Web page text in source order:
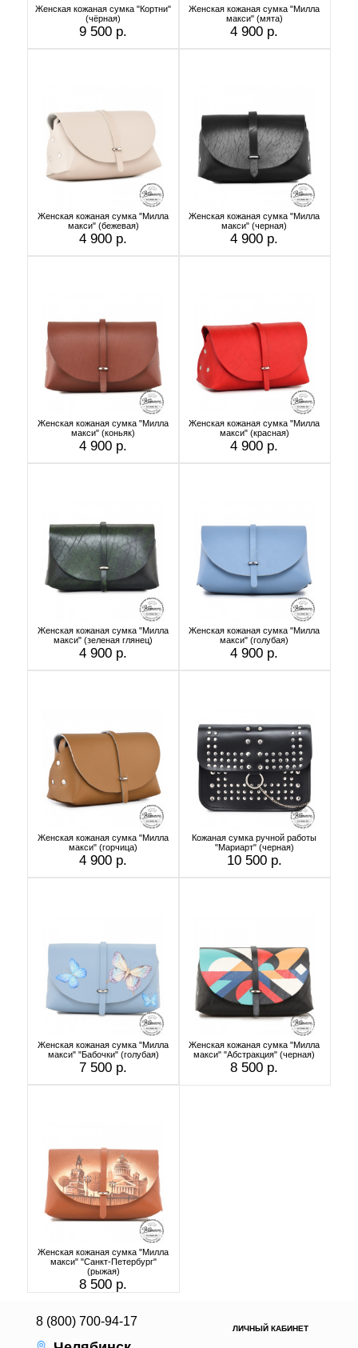
Женская кожаная сумка "Кортни"
(чёрная)
9 500 р.
Женская кожаная сумка "Милла
макси" (мята)
4 900 р.
Женская кожаная сумка "Милла
макси" (бежевая)
4 900 р.
Женская кожаная сумка "Милла
макси" (черная)
4 900 р.
Женская кожаная сумка "Милла
макси" (коньяк)
4 900 р.
Женская кожаная сумка "Милла
макси" (красная)
4 900 р.
Женская кожаная сумка "Милла
макси" (зеленая глянец)
4 900 р.
Женская кожаная сумка "Милла
макси" (голубая)
4 900 р.
Женская кожаная сумка "Милла
макси" (горчица)
4 900 р.
Кожаная сумка ручной работы
"Мариарт" (черная)
10 500 р.
Женская кожаная сумка "Милла
макси" "Бабочки" (голубая)
7 500 р.
Женская кожаная сумка "Милла
макси" "Абстракция" (черная)
8 500 р.
Женская кожаная сумка "Милла
макси" "Санкт-Петербург"
(рыжая)
8 500 р.
8 (800) 700-94-17
ЛИЧНЫЙ КАБИНЕТ